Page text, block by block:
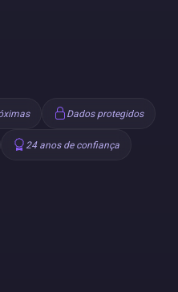
Dados protegidos
24 anos de confiança